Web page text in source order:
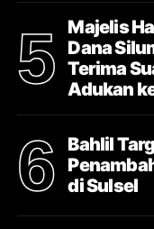
5
Majelis
Dana
Terima
Adukan
6
Bahlil
di Sulsel